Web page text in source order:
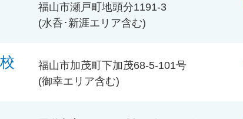
福山市瀬戸町地頭分1191-3
(水呑･新涯エリア含む)
福山市加茂町下加茂68-5-101号
(御幸エリア含む)